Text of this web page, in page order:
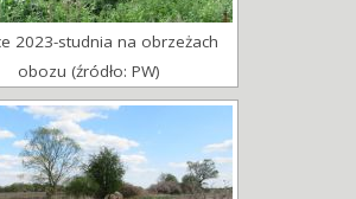
2023-studnia na obrzeżach
obozu (źródło: PW)